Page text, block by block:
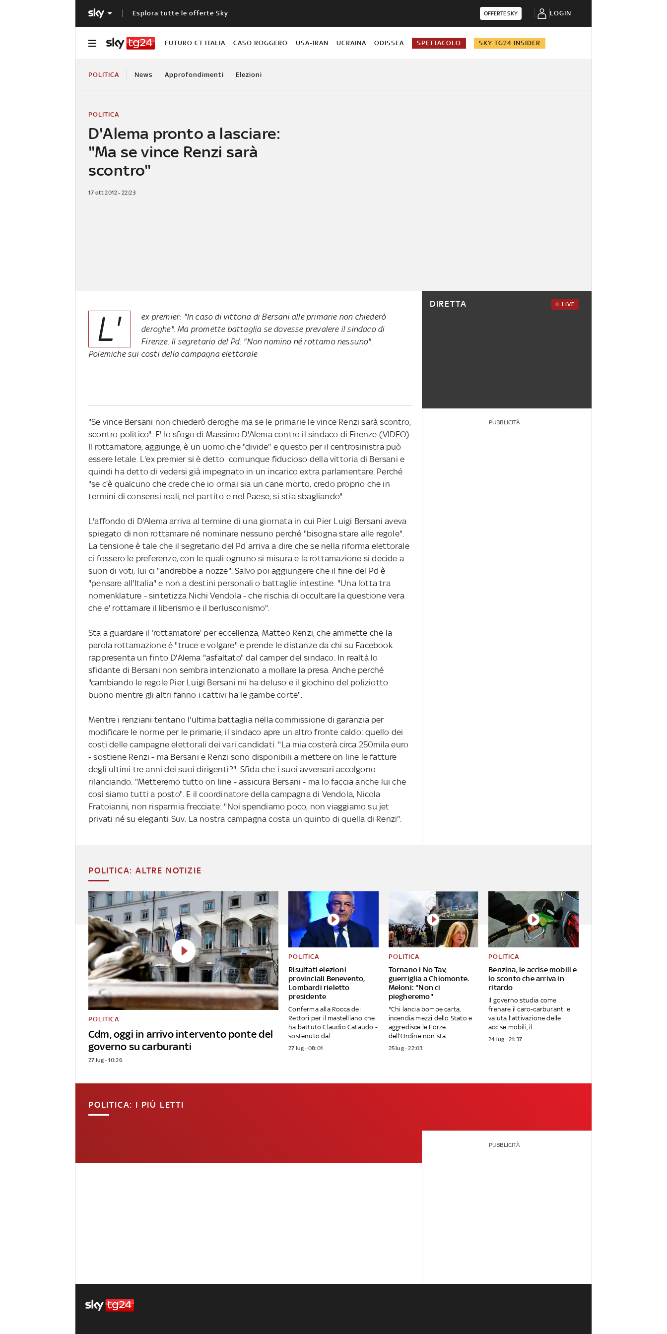
Esplora tutte le offerte Sky OFFERTE SKY LOGIN
FUTURO CT ITALIA CASO ROGGERO USA-IRAN UCRAINA ODISSEA SPETTACOLO SKY TG24 INSIDER
POLITICA News Approfondimenti Elezioni
D'Alema pronto a lasciare:
"Ma se vince Renzi sarà
scontro"
POLITICA
17 ott 2012 - 22:23
L'
ex premier: "In caso di vittoria di Bersani alle primarie non chiederò
deroghe". Ma promette battaglia se dovesse prevalere il sindaco di
Firenze. Il segretario del Pd: "Non nomino né rottamo nessuno".
Polemiche sui costi della campagna elettorale
"Se vince Bersani non chiederò deroghe ma se le primarie le vince Renzi sarà scontro,
scontro politico". E' lo sfogo di Massimo D'Alema contro il sindaco di Firenze (VIDEO).
Il rottamatore, aggiunge, è un uomo che "divide" e questo per il centrosinistra può
essere letale. L'ex premier si è detto comunque fiducioso della vittoria di Bersani e
quindi ha detto di vedersi già impegnato in un incarico extra parlamentare. Perché
"se c'è qualcuno che crede che io ormai sia un cane morto, credo proprio che in
termini di consensi reali, nel partito e nel Paese, si stia sbagliando".
L'affondo di D'Alema arriva al termine di una giornata in cui Pier Luigi Bersani aveva
spiegato di non rottamare né nominare nessuno perché "bisogna stare alle regole".
La tensione è tale che il segretario del Pd arriva a dire che se nella riforma elettorale
ci fossero le preferenze, con le quali ognuno si misura e la rottamazione si decide a
suon di voti, lui ci "andrebbe a nozze". Salvo poi aggiungere che il fine del Pd è
"pensare all'Italia" e non a destini personali o battaglie intestine. "Una lotta tra
nomenklature - sintetizza Nichi Vendola - che rischia di occultare la questione vera
che e' rottamare il liberismo e il berlusconismo".
Sta a guardare il 'rottamatore' per eccellenza, Matteo Renzi, che ammette che la
parola rottamazione è "truce e volgare" e prende le distanze da chi su Facebook
rappresenta un finto D'Alema "asfaltato" dal camper del sindaco. In realtà lo
sfidante di Bersani non sembra intenzionato a mollare la presa. Anche perché
"cambiando le regole Pier Luigi Bersani mi ha deluso e il giochino del poliziotto
buono mentre gli altri fanno i cattivi ha le gambe corte".
Mentre i renziani tentano l'ultima battaglia nella commissione di garanzia per
modificare le norme per le primarie, il sindaco apre un altro fronte caldo: quello dei
costi delle campagne elettorali dei vari candidati. "La mia costerà circa 250mila euro
- sostiene Renzi - ma Bersani e Renzi sono disponibili a mettere on line le fatture
degli ultimi tre anni dei suoi dirigenti?". Sfida che i suoi avversari accolgono
rilanciando. "Metteremo tutto on line - assicura Bersani - ma lo faccia anche lui che
così siamo tutti a posto". E il coordinatore della campagna di Vendola, Nicola
Fratoianni, non risparmia frecciate: "Noi spendiamo poco, non viaggiamo su jet
privati né su eleganti Suv. La nostra campagna costa un quinto di quella di Renzi".
DIRETTA LIVE
PUBBLICITÀ
POLITICA: ALTRE NOTIZIE
Cdm, oggi in arrivo intervento ponte del
governo su carburanti
POLITICA
27 lug - 10:26
Risultati elezioni
provinciali Benevento,
Lombardi rieletto
presidente
POLITICA
Conferma alla Rocca dei
Rettori per il mastelliano che
ha battuto Claudio Cataudo -
sostenuto dal...
27 lug - 08:01
Tornano i No Tav,
guerriglia a Chiomonte.
Meloni: "Non ci
piegheremo"
POLITICA
"Chi lancia bombe carta,
incendia mezzi dello Stato e
aggredisce le Forze
dell’Ordine non sta...
25 lug - 22:03
Benzina, le accise mobili e
lo sconto che arriva in
ritardo
POLITICA
Il governo studia come
frenare il caro-carburanti e
valuta l'attivazione delle
accise mobili, il...
24 lug - 21:37
POLITICA: I PIÙ LETTI
PUBBLICITÀ